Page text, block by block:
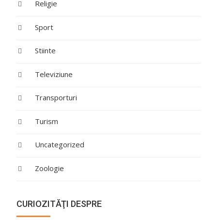
Religie
Sport
Stiinte
Televiziune
Transporturi
Turism
Uncategorized
Zoologie
CURIOZITĂŢI DESPRE